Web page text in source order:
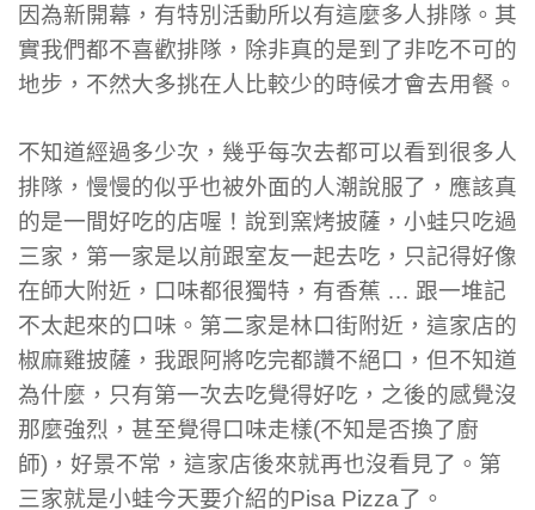
因為新開幕，有特別活動所以有這麼多人排隊。其
實我們都不喜歡排隊，除非真的是到了非吃不可的
地步，不然大多挑在人比較少的時候才會去用餐。
不知道經過多少次，幾乎每次去都可以看到很多人
排隊，慢慢的似乎也被外面的人潮說服了，應該真
的是一間好吃的店喔！說到窯烤披薩，小蛙只吃過
三家，第一家是以前跟室友一起去吃，只記得好像
在師大附近，口味都很獨特，有香蕉 … 跟一堆記
不太起來的口味。第二家是林口街附近，這家店的
椒麻雞披薩，我跟阿將吃完都讚不絕口，但不知道
為什麼，只有第一次去吃覺得好吃，之後的感覺沒
那麼強烈，甚至覺得口味走樣(不知是否換了廚
師)，好景不常，這家店後來就再也沒看見了。第
三家就是小蛙今天要介紹的Pisa Pizza了。